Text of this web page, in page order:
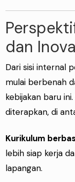
dan
Dari sisi internal
mulai berbenah
kebijakan baru
diterapkan, di
Kurikulum
lebih siap kerja
lapangan.